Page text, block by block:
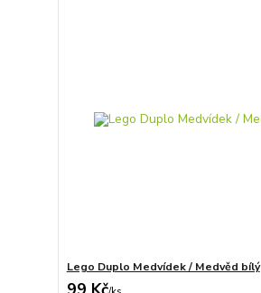
Lego Duplo Medvídek / Medvěd bílý